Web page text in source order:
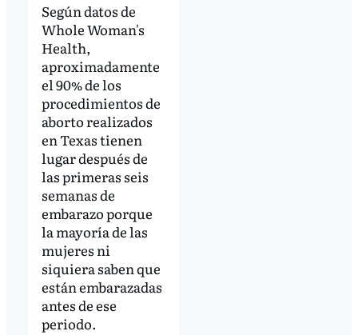
Según datos de
Whole Woman's
Health,
aproximadamente
el 90% de los
procedimientos de
aborto realizados
en Texas tienen
lugar después de
las primeras seis
semanas de
embarazo porque
la mayoría de las
mujeres ni
siquiera saben que
están embarazadas
antes de ese
periodo.